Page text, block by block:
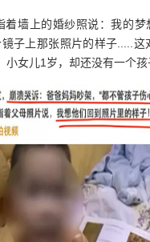
着墙上的婚纱照说：我的梦
子上那张照片的样子.....这
小女儿1岁，却还没有一个孩